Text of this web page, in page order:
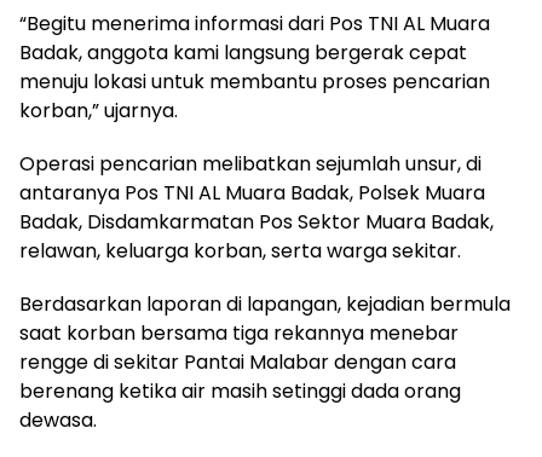
“Begitu menerima informasi dari Pos TNI AL Muara
Badak, anggota kami langsung bergerak cepat
menuju lokasi untuk membantu proses pencarian
korban,” ujarnya.
Operasi pencarian melibatkan sejumlah unsur, di
antaranya Pos TNI AL Muara Badak, Polsek Muara
Badak, Disdamkarmatan Pos Sektor Muara Badak,
relawan, keluarga korban, serta warga sekitar.
Berdasarkan laporan di lapangan, kejadian bermula
saat korban bersama tiga rekannya menebar
rengge di sekitar Pantai Malabar dengan cara
berenang ketika air masih setinggi dada orang
dewasa.